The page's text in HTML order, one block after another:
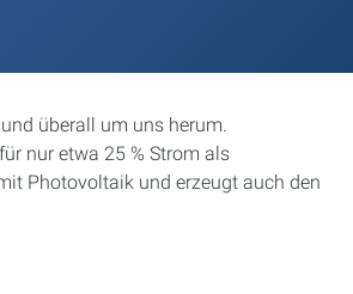
überall um uns herum.
nur etwa 25 % Strom als
Photovoltaik und erzeugt auch den